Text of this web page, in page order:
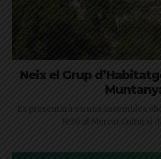
Neix el Grup
Es presentarà en una assemblea
19:30 al Mercat Cultural